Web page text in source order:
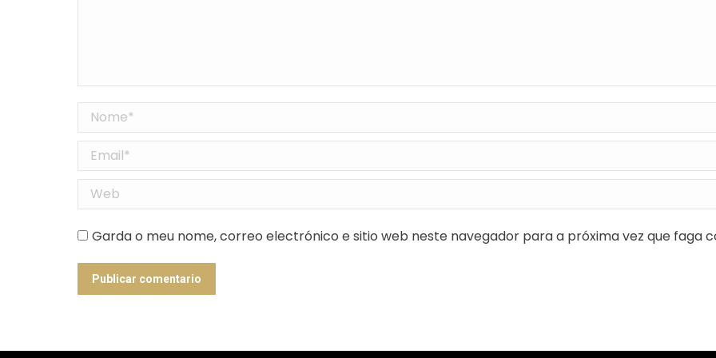
Nome *
Email *
Web
Garda o meu nome, correo electrónico e sitio web neste navegador para a próxima vez que faga
Publicar comentario